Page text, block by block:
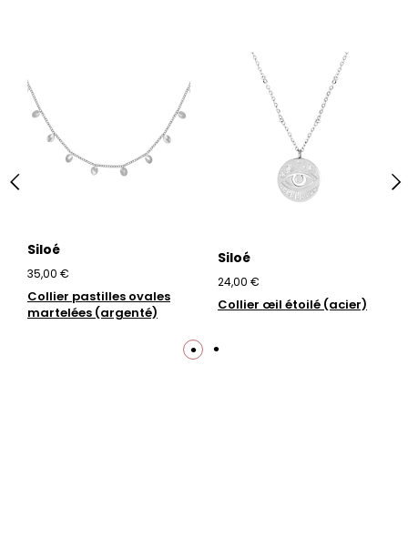
Siloé
35,00 €
Collier pastilles ovales
martelées (argenté)
Siloé
24,00 €
Collier œil étoilé (acier)